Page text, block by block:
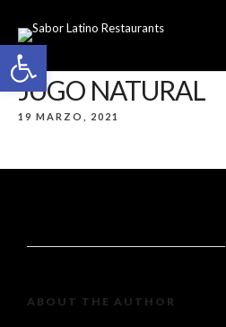
Open toolbar
JUGO NATURAL
19 MARZO, 2021
ABOUT THE AUTHOR